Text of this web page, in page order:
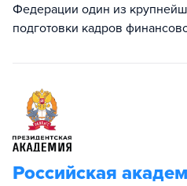
Федерации один из
подготовки кадров
Российская